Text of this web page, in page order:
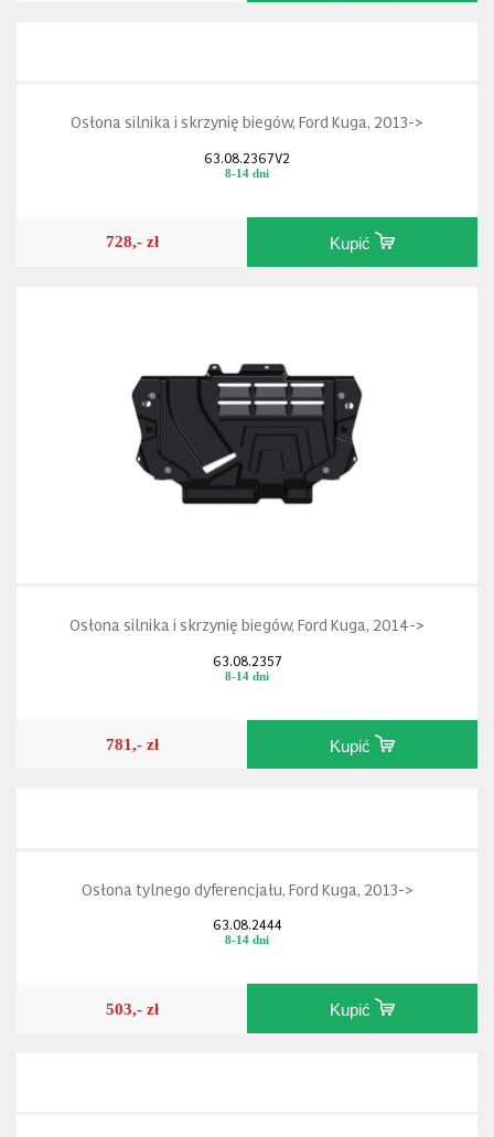
Osłona silnika i skrzynię biegów, Ford Kuga, 2013->
63.08.2367V2
8-14 dni
728,- zł Kupić
Osłona silnika i skrzynię biegów, Ford Kuga, 2014->
63.08.2357
8-14 dni
781,- zł Kupić
Osłona tylnego dyferencjału, Ford Kuga, 2013->
63.08.2444
8-14 dni
503,- zł Kupić